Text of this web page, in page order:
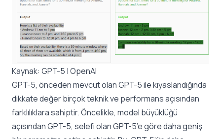
Kaynak: GPT-5 | OpenAI
GPT-5, önceden mevcut olan GPT-5 ile kıyaslandığında
dikkate değer birçok teknik ve performans açısından
farklılıklara sahiptir. Öncelikle, model büyüklüğü
açısından GPT-5, selefi olan GPT-5’e göre daha geniş